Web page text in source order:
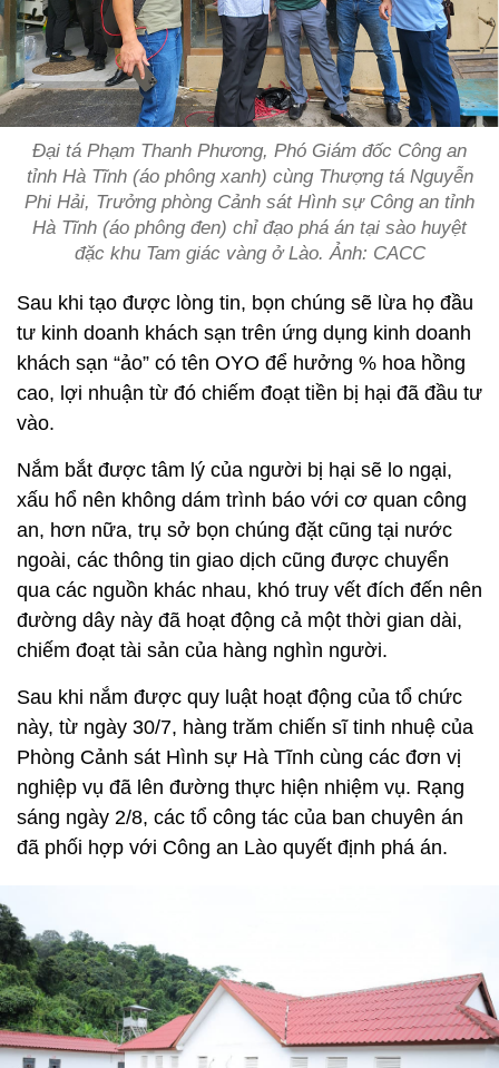
Đại tá Phạm Thanh Phương, Phó Giám đốc Công an
tỉnh Hà Tĩnh (áo phông xanh) cùng Thượng tá Nguyễn
Phi Hải, Trưởng phòng Cảnh sát Hình sự Công an tỉnh
Hà Tĩnh (áo phông đen) chỉ đạo phá án tại sào huyệt
đặc khu Tam giác vàng ở Lào. Ảnh: CACC
Sau khi tạo được lòng tin, bọn chúng sẽ lừa họ đầu
tư kinh doanh khách sạn trên ứng dụng kinh doanh
khách sạn “ảo” có tên OYO để hưởng % hoa hồng
cao, lợi nhuận từ đó chiếm đoạt tiền bị hại đã đầu tư
vào.
Nắm bắt được tâm lý của người bị hại sẽ lo ngại,
xấu hổ nên không dám trình báo với cơ quan công
an, hơn nữa, trụ sở bọn chúng đặt cũng tại nước
ngoài, các thông tin giao dịch cũng được chuyển
qua các nguồn khác nhau, khó truy vết đích đến nên
đường dây này đã hoạt động cả một thời gian dài,
chiếm đoạt tài sản của hàng nghìn người.
Sau khi nắm được quy luật hoạt động của tổ chức
này, từ ngày 30/7, hàng trăm chiến sĩ tinh nhuệ của
Phòng Cảnh sát Hình sự Hà Tĩnh cùng các đơn vị
nghiệp vụ đã lên đường thực hiện nhiệm vụ. Rạng
sáng ngày 2/8, các tổ công tác của ban chuyên án
đã phối hợp với Công an Lào quyết định phá án.